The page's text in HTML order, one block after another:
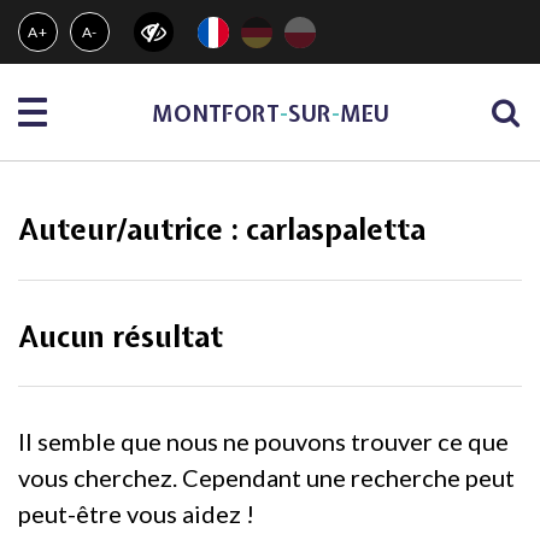
Gestion des traceurs
A+ A-
Menu MONTFORT-SUR-MEU
Auteur/autrice : carlaspaletta
Aucun résultat
Il semble que nous ne pouvons trouver ce que
vous cherchez. Cependant une recherche peut
peut-être vous aidez !